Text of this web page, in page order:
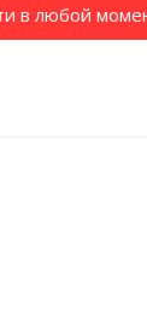
в любой